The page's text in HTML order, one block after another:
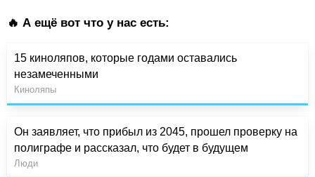
🔥 А ещё вот что у нас есть:
15 киноляпов, которые годами оставались
незамеченными
Киноляпы
Он заявляет, что прибыл из 2045, прошел проверку на
полиграфе и рассказал, что будет в будущем
Люди